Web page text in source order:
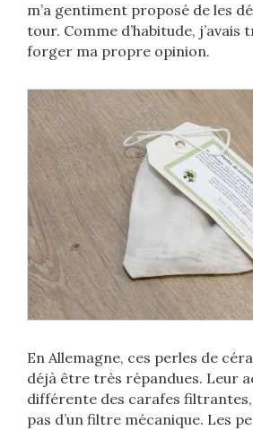
m’a gentiment proposé de les
tour. Comme d’habitude, j’avais
forger ma propre opinion.
En Allemagne, ces perles de
déjà être très répandues. Leur
différente des carafes filtrantes,
pas d’un filtre mécanique. Les